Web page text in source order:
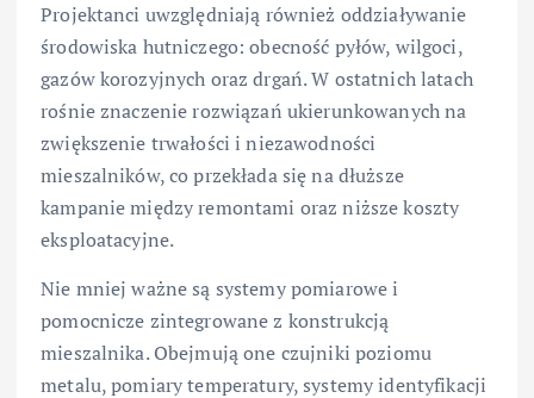
Projektanci uwzględniają również oddziaływanie
środowiska hutniczego: obecność pyłów, wilgoci,
gazów korozyjnych oraz drgań. W ostatnich latach
rośnie znaczenie rozwiązań ukierunkowanych na
zwiększenie trwałości i niezawodności
mieszalników, co przekłada się na dłuższe
kampanie między remontami oraz niższe koszty
eksploatacyjne.
Nie mniej ważne są systemy pomiarowe i
pomocnicze zintegrowane z konstrukcją
mieszalnika. Obejmują one czujniki poziomu
metalu, pomiary temperatury, systemy identyfikacji